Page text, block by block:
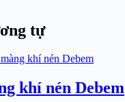
tự
khí nén Debem